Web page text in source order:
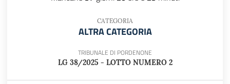
CATEGORIA
ALTRA CATEGORIA
TRIBUNALE DI PORDENONE
LG 38/2025 - LOTTO NUMERO 2